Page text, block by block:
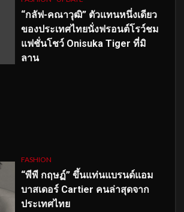
“กลัฟ-คณาวุฒิ” ตัวแทนหนึ่งเดียว
ของประเทศไทยนั่งฟรอนต์โรว์ชม
แฟชั่นโชว์ Onisuka Tiger ที่มิ
ลาน
FASHION
“พีพี กฤษฏ์” ขึ้นแท่นแบรนด์แอม
บาสเดอร์ Cartier คนล่าสุดจาก
ประเทศไทย